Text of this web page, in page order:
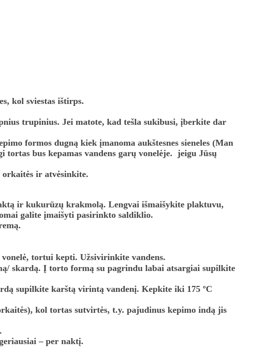
kol sviestas ištirps.
trupinius. Jei matote, kad tešla sukibusi, įberkite dar
formos dugną kiek įmanoma aukštesnes sieneles (Man
bus kepamas vandens garų vonelėje.  jeigu Jūsų
ir atvėsinkite.
ir kukurūzų krakmolą. Lengvai išmaišykite plaktuvu,
galite įmaišyti pasirinkto saldiklio.
tortui kepti. Užsivirinkite vandens.
kol tortas sutvirtės, t.y. pajudinus kepimo indą jis
– per naktį.